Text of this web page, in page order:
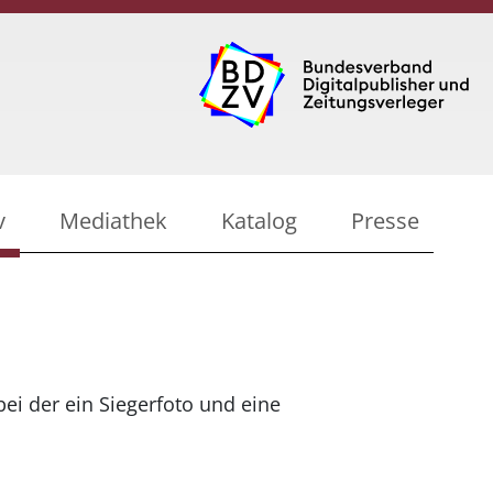
Mediathek Katalog Presse
der ein Siegerfoto und eine